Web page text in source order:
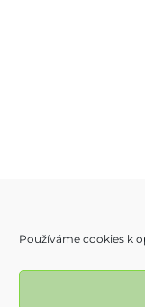
Používáme cookies k